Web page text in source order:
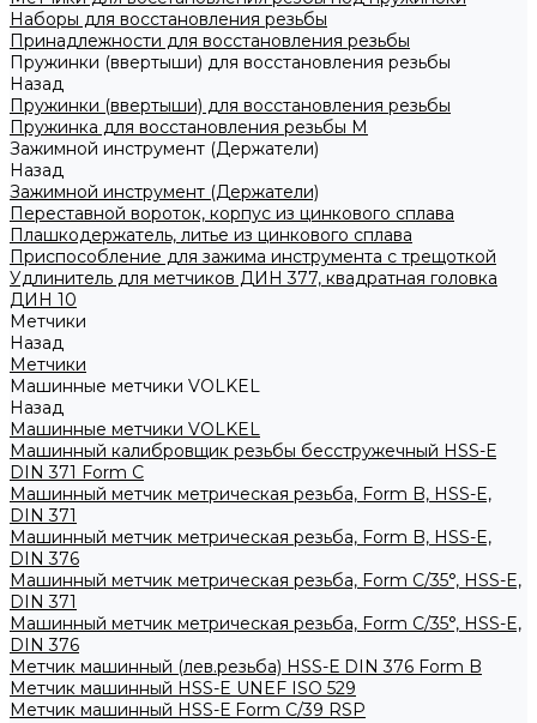
Наборы для восстановления резьбы
Принадлежности для восстановления резьбы
Пружинки (ввертыши) для восстановления резьбы
Назад
Пружинки (ввертыши) для восстановления резьбы
Пружинка для восстановления резьбы M
Зажимной инструмент (Держатели)
Назад
Зажимной инструмент (Держатели)
Переставной вороток, корпус из цинкового сплава
Плашкодержатель, литье из цинкового сплава
Приспособление для зажима инструмента с трещоткой
Удлинитель для метчиков ДИН 377, квадратная головка
ДИН 10
Метчики
Назад
Метчики
Машинные метчики VOLKEL
Назад
Машинные метчики VOLKEL
Машинный калибровщик резьбы бесстружечный HSS-Е
DIN 371 Form C
Машинный метчик метрическая резьба, Form B, HSS-E,
DIN 371
Машинный метчик метрическая резьба, Form B, HSS-E,
DIN 376
Машинный метчик метрическая резьба, Form С/35°, HSS-E,
DIN 371
Машинный метчик метрическая резьба, Form С/35°, HSS-E,
DIN 376
Метчик машинный (лев.резьба) HSS-Е DIN 376 Form B
Метчик машинный HSS-E UNEF ISO 529
Метчик машинный HSS-Е Form C/39 RSP